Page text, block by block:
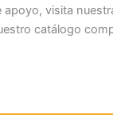
apoyo, visita
catálogo